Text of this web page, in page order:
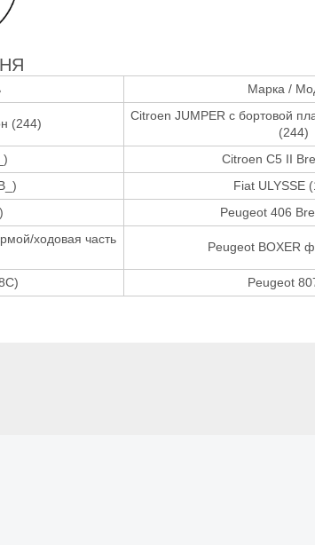
Марка /
(244)
Citroen JUMPER c бортовой
(244)
Citroen C5 II
Fiat ULYSSE
Peugeot 406
ходовая часть
Peugeot BOXER
Peugeot